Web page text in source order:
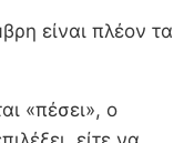
είναι πλέον τα
«πέσει», ο